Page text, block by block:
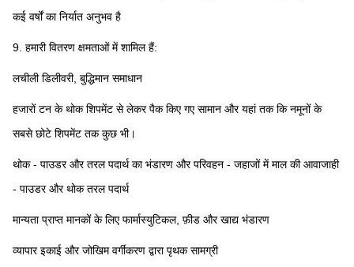
कई वर्षों का निर्यात अनुभव है
9. हमारी वितरण क्षमताओं में शामिल हैं:
लचीली डिलीवरी, बुद्धिमान समाधान
हजारों टन के थोक शिपमेंट से लेकर पैक किए गए सामान और यहां तक ​​कि नमूनों के
सबसे छोटे शिपमेंट तक कुछ भी।
थोक - पाउडर और तरल पदार्थ का भंडारण और परिवहन - जहाजों में माल की आवाजाही
- पाउडर और थोक तरल पदार्थ
मान्यता प्राप्त मानकों के लिए फार्मास्युटिकल, फ़ीड और खाद्य भंडारण
व्यापार इकाई और जोखिम वर्गीकरण द्वारा पृथक सामग्री